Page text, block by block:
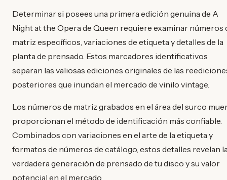
Determinar si posees una primera edición genuina de A
Night at the Opera de Queen requiere examinar números
matriz específicos, variaciones de etiqueta y detalles de la
planta de prensado. Estos marcadores identificativos
separan las valiosas ediciones originales de las
posteriores que inundan el mercado de vinilo vintage.
Los números de matriz grabados en el área del surco
proporcionan el método de identificación más confiable.
Combinados con variaciones en el arte de la etiqueta y
formatos de números de catálogo, estos detalles revelan
verdadera generación de prensado de tu disco y su valor
potencial en el mercado.